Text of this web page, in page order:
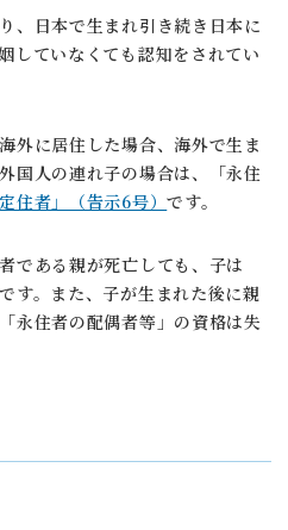
、日本で生まれ引き続き日本に
していなくても認知をされてい
外に居住した場合、海外で生ま
国人の連れ子の場合は、「永住
定住者」（告示6号）です。
である親が死亡しても、子は
す。また、子が生まれた後に親
永住者の配偶者等」の資格は失